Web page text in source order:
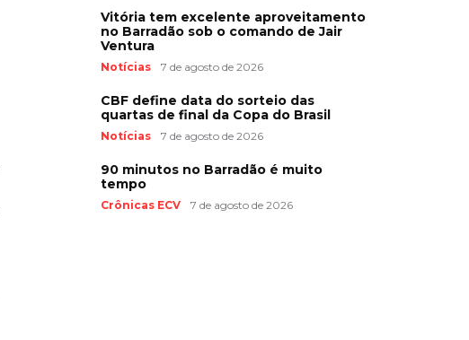
Vitória tem excelente aproveitamento
no Barradão sob o comando de Jair
Ventura
Notícias 7 de agosto de 2026
CBF define data do sorteio das
quartas de final da Copa do Brasil
Notícias 7 de agosto de 2026
90 minutos no Barradão é muito
tempo
Crônicas ECV 7 de agosto de 2026